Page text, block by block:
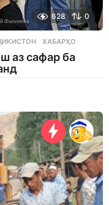
628 0
,ХАБАРҲО
аз сафар ба